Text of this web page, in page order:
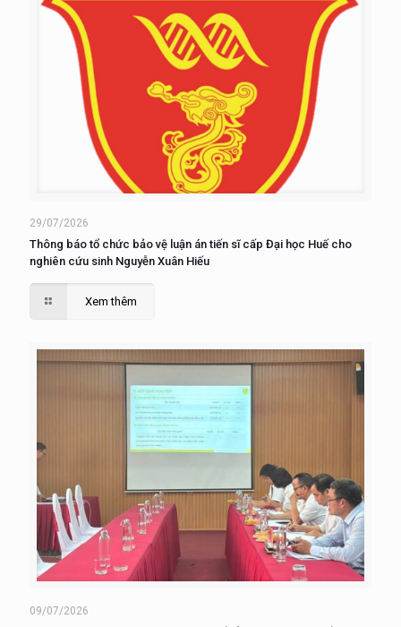
29/07/2026
Thông báo tổ chức bảo vệ luận án tiến sĩ cấp Đại học Huế cho
nghiên cứu sinh Nguyễn Xuân Hiếu
Xem thêm
09/07/2026